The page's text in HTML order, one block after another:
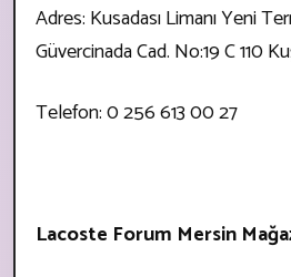
Adres: Kusadası Limanı Yeni
Güvercinada Cad. No:19 C 110
Telefon: 0 256 613 00 27
Lacoste Forum Mersin